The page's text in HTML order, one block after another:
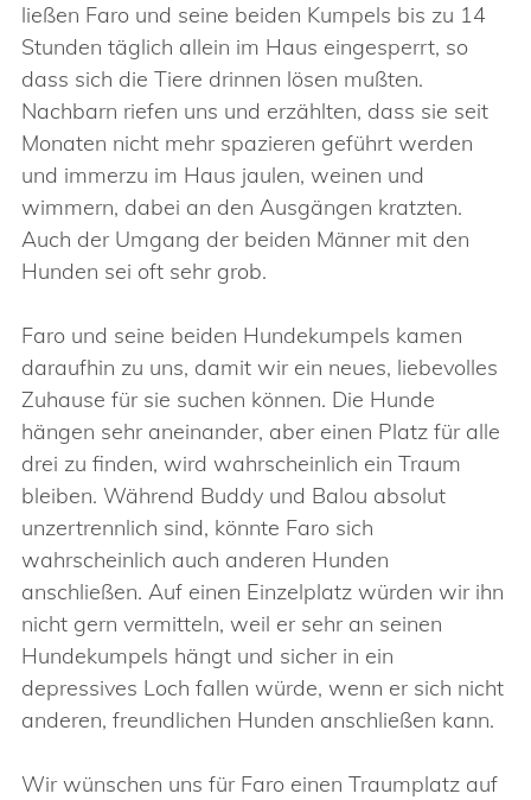
ließen Faro und seine beiden Kumpels bis zu 14
Stunden täglich allein im Haus eingesperrt, so
dass sich die Tiere drinnen lösen mußten.
Nachbarn riefen uns und erzählten, dass sie seit
Monaten nicht mehr spazieren geführt werden
und immerzu im Haus jaulen, weinen und
wimmern, dabei an den Ausgängen kratzten.
Auch der Umgang der beiden Männer mit den
Hunden sei oft sehr grob.
Faro und seine beiden Hundekumpels kamen
daraufhin zu uns, damit wir ein neues, liebevolles
Zuhause für sie suchen können. Die Hunde
hängen sehr aneinander, aber einen Platz für alle
drei zu finden, wird wahrscheinlich ein Traum
bleiben. Während Buddy und Balou absolut
unzertrennlich sind, könnte Faro sich
wahrscheinlich auch anderen Hunden
anschließen. Auf einen Einzelplatz würden wir ihn
nicht gern vermitteln, weil er sehr an seinen
Hundekumpels hängt und sicher in ein
depressives Loch fallen würde, wenn er sich nicht
anderen, freundlichen Hunden anschließen kann.
Wir wünschen uns für Faro einen Traumplatz auf